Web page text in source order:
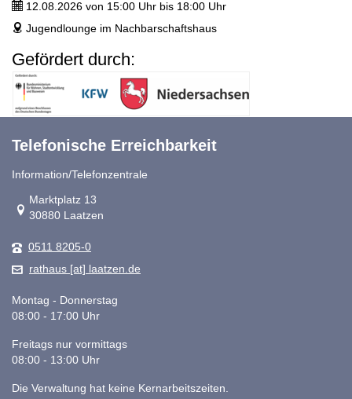
ticket 12.08.2026 von 15:00 Uhr bis 18:00 Uhr
address Jugendlounge im Nachbarschaftshaus
Gefördert durch:
Telefonische Erreichbarkeit
Information/Telefonzentrale
Link zur Google-Maps Navigation
Marktplatz 13
30880 Laatzen
0511 8205-0
rathaus [at] laatzen.de
Montag - Donnerstag
08:00 - 17:00 Uhr
Freitags nur vormittags
08:00 - 13:00 Uhr
Die Verwaltung hat keine Kernarbeitszeiten.